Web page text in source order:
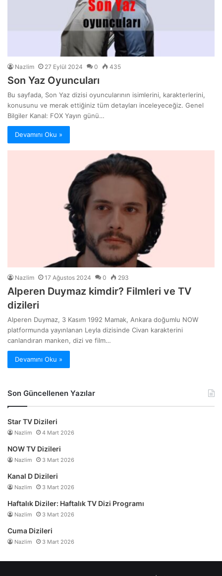
Nazlim 27 Eylül 2024 0 435
Son Yaz Oyuncuları
Bu sayfada, Son Yaz dizisi oyuncularının isimlerini, karakterlerini,
konusunu ve merak ettiğiniz tüm detayları inceleyeceğiz. Genel
Bilgiler Kanal: FOX Yayın günü…
Devamını Oku »
Nazlim 17 Ağustos 2024 0 293
Alperen Duymaz kimdir? Filmleri ve TV
dizileri
Alperen Duymaz, 3 Kasım 1992 Mamak, Ankara doğumlu NOW
platformunda yayınlanan Leyla dizisinde Civan karakterini
canlandıran manken, dizi ve film…
Devamını Oku »
Son Güncellenen Yazılar
Star TV Dizileri
Nazlim 4 Mart 2026
NOW TV Dizileri
Nazlim 3 Mart 2026
Kanal D Dizileri
Nazlim 3 Mart 2026
Haftalık Diziler: Haftalık TV Dizi Programı
Nazlim 3 Mart 2026
Cuma Dizileri
Nazlim 3 Mart 2026